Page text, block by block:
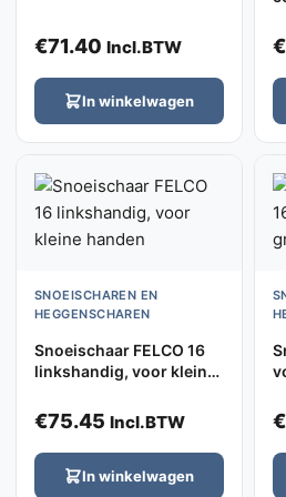
€71.40 Incl.BTW
In winkelwagen
€
SNOEISCHAREN EN
HEGGENSCHAREN
Snoeischaar FELCO 16
linkshandig, voor kleine
€75.45 Incl.BTW
In winkelwagen
€